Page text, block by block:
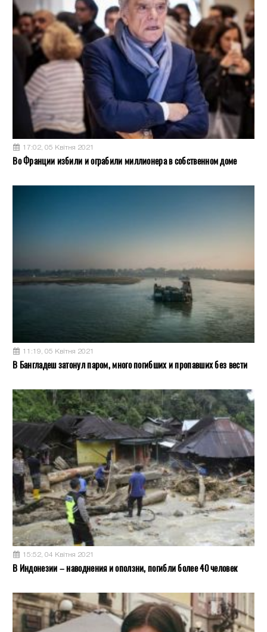
17:02, 05 Квітня 2021
Во Франции избили и ограбили миллионера в собственном доме
11:19, 05 Квітня 2021
В Бангладеш затонул паром, много погибших и пропавших без вести
15:52, 04 Квітня 2021
В Индонезии – наводнения и оползни, погибли более 40 человек